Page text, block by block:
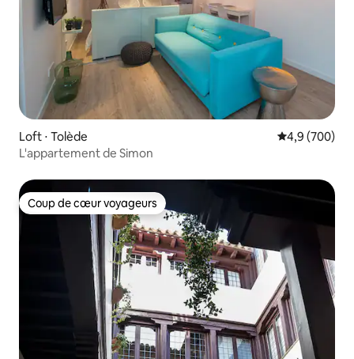
Loft ⋅ Tolède Évaluation
4,9 (700)
L'appartement de Simon
Coup de cœur voyageurs
Coup de cœur voyageurs